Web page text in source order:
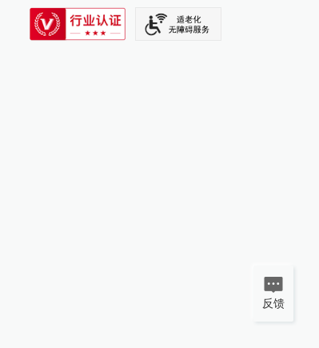
SIXTH TONE
反馈